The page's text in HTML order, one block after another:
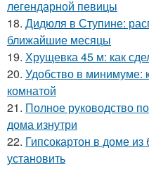
легендарной певицы
18. Дидюля в Ступине:
ближайшие месяцы
19. Хрущевка 45 м: как
20. Удобство в минимуме:
комнатой
21. Полное руководство
дома изнутри
22. Гипсокартон в доме из
установить